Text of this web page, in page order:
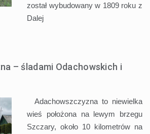
został wybudowany w 1809 roku z
Dalej
– śladami Odachowskich i
Adachowszczyzna to niewielka
wieś położona na lewym brzegu
Szczary, około 10 kilometrów na